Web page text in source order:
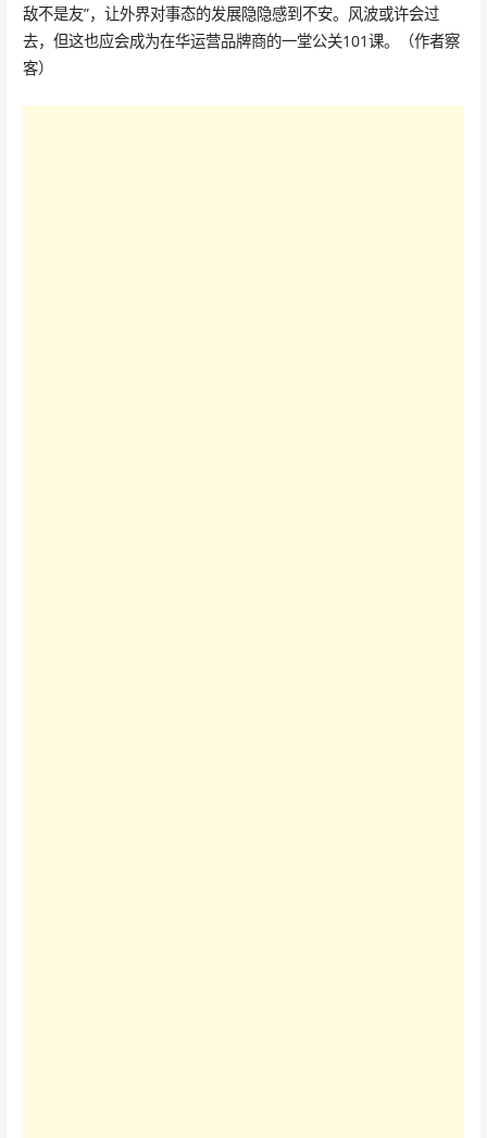
敌不是友”，让外界对事态的发展隐隐感到不安。风波或许会过
去，但这也应会成为在华运营品牌商的一堂公关101课。（作者察
客）